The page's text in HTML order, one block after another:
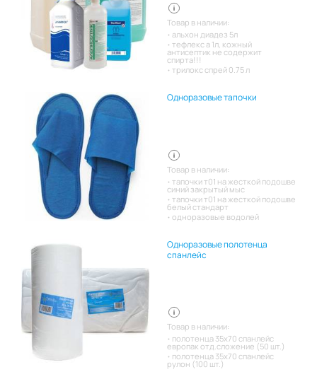
Товар в наличии:
альхон диадез 5л
тефлекс а 1л, кожный
антисептик не содержит
спирта!!!
трилокс спрей 0.75 л
Одноразовые тапочки
Товар в наличии:
тапочки т01 на жесткой подошве
синий закрытый мыс
тапочки т01 на жесткой подошве
белый стандарт
одноразовые водолей
Одноразовые полотенца
спанлейс
Товар в наличии:
полотенца 35х70 спанлейс
европак отд.сложение (50 шт.)
полотенца 35х70 спанлейс
рулон (100 шт.)